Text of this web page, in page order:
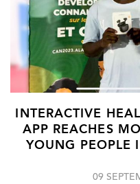
INTERACTIVE
APP REACHES
YOUNG PEOPLE
09